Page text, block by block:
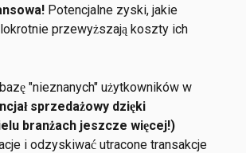
Potencjalne zyski, jakie
przewyższają koszty ich
"nieznanych" użytkowników w
sprzedażowy dzięki
branżach jeszcze więcej!)
i odzyskiwać utracone transakcje